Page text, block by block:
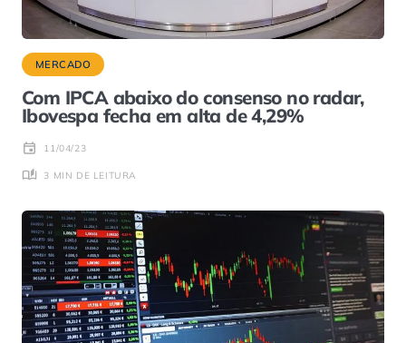
MERCADO
Com IPCA abaixo do consenso no radar,
Ibovespa fecha em alta de 4,29%
11/04/23
3 MIN DE LEITURA